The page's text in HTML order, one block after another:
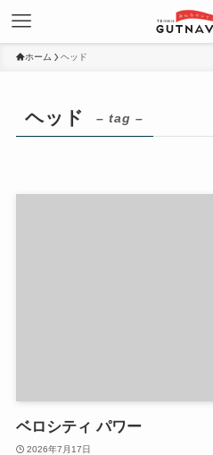
ホーム ヘッド
ヘッド – tag –
ベロシティ パワー
2026年7月17日